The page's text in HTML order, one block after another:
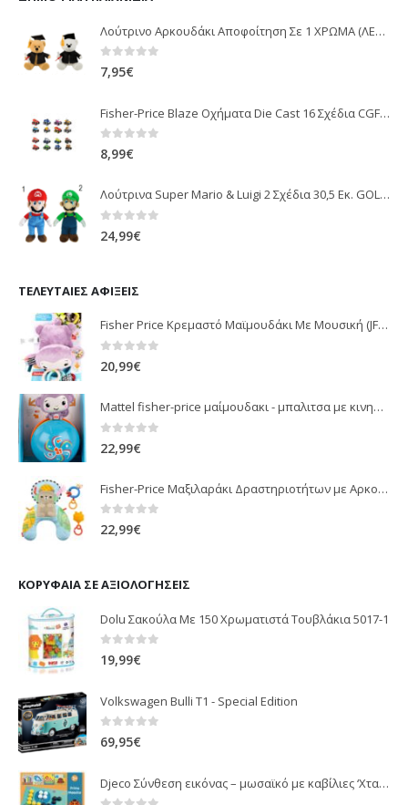
Λούτρινο Αρκουδάκι Αποφοίτηση Σε 1 ΧΡΩΜΑ (ΛΕΥΚΟ)25Εκ 1850
0out of 5
7,95€
Fisher-Price Blaze Οχήματα Die Cast 16 Σχέδια CGF20
0 out of 5
8,99€
Λούτρινα Super Mario & Luigi 2 Σχέδια 30,5 Εκ. GOL13769
0 out of 5
24,99€
ΤΕΛΕΥΤΑΊΕΣ ΑΦΊΞΕΙΣ
Fisher Price Κρεμαστό Μαϊμουδάκι Με Μουσική (JFF02)
0 out of 5
20,99€
Mattel fisher-price μαίμουδακι - μπαλιτσα με κινηση JLB95
22,99€
Fisher-Price Μαξιλαράκι Δραστηριοτήτων με Αρκουδάκι (JHB44)
0 out of 5
22,99€
ΚΟΡΥΦΑΊΑ ΣΕ ΑΞΙΟΛΟΓΉΣΕΙΣ
Dolu Σακούλα Με 150 Χρωματιστά Τουβλάκια 5017-1
0 out of 5
19,99€
Volkswagen Bulli T1 - Special Edition
0 out of 5
69,95€
Djeco Σύνθεση εικόνας – μωσαϊκό με καβίλιες ‘Χταπόδι και ζωάκια’